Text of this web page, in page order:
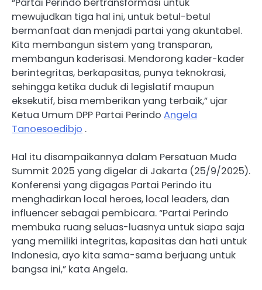
mewujudkan tiga hal ini, untuk betul-betul
bermanfaat dan menjadi partai yang akuntabel.
Kita membangun sistem yang transparan,
membangun kaderisasi. Mendorong kader-kader
berintegritas, berkapasitas, punya teknokrasi,
sehingga ketika duduk di legislatif maupun
eksekutif, bisa memberikan yang terbaik,” ujar
Ketua Umum DPP Partai Perindo Angela
Tanoesoedibjo .
Hal itu disampaikannya dalam Persatuan Muda
Summit 2025 yang digelar di Jakarta (25/9/2025).
Konferensi yang digagas Partai Perindo itu
menghadirkan local heroes, local leaders, dan
influencer sebagai pembicara. “Partai Perindo
membuka ruang seluas-luasnya untuk siapa saja
yang memiliki integritas, kapasitas dan hati untuk
Indonesia, ayo kita sama-sama berjuang untuk
bangsa ini,” kata Angela.